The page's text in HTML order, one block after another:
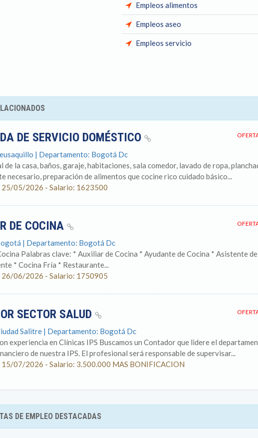
Empleos alimentos
Empleos aseo
Empleos servicio
DE SERVICIO DOMÉSTICO
| Departamento: Bogotá Dc
de la casa, baños, garaje, habitaciones, sala comedor, lavado de ropa,
necesario, preparación de alimentos que cocine rico cuidado básico...
25/05/2026 - Salario: 1623500
DE COCINA
| Departamento: Bogotá Dc
Palabras clave: * Auxiliar de Cocina * Ayudante de Cocina * Asistente
* Cocina Fría * Restaurante...
26/06/2026 - Salario: 1750905
SECTOR SALUD
Salitre | Departamento: Bogotá Dc
experiencia en Clínicas IPS Buscamos un Contador que lidere el
de nuestra IPS. El profesional será responsable de supervisar...
15/07/2026 - Salario: 3.500.000 MAS BONIFICACION
DE EMPLEO DESTACADAS